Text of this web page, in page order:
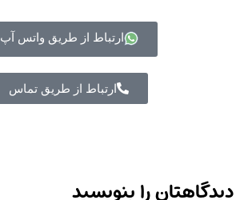
ارتباط از طریق واتس آپ
ارتباط از طریق تماس
دیدگاهتان را بنویسید